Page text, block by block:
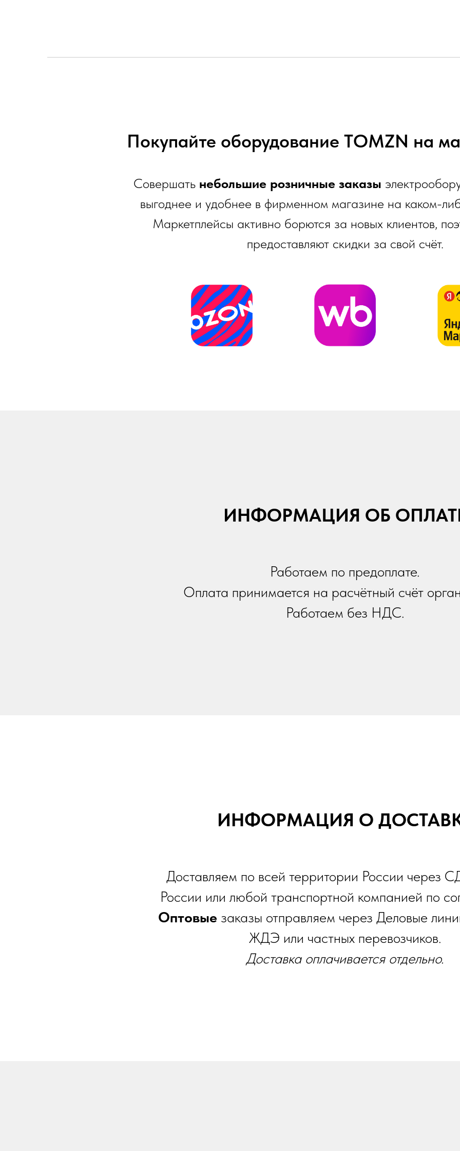
Покупайте оборудование TOMZN на
Совершать небольшие розничные заказы
выгоднее и удобнее в фирменном магазине на каком-
Маркетплейсы активно борются за новых клиентов,
предоставляют скидки за свой счёт.
ИНФОРМАЦИЯ ОБ
Работаем по предоплате.
Оплата принимается на расчётный счёт
Работаем без НДС.
ИНФОРМАЦИЯ О
Доставляем по всей территории России через
России или любой транспортной компанией по
Оптовые заказы отправляем через Деловые
ЖДЭ или частных перевозчиков.
Доставка оплачивается отдельно.